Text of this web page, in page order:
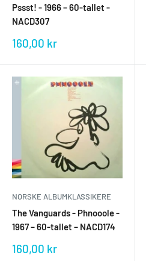
Pssst! - 1966 – 60-tallet -
NACD307
Salgspris
160,00 kr
NORSKE ALBUMKLASSIKERE
The Vanguards - Phnooole -
1967 – 60-tallet – NACD174
Salgspris
160,00 kr